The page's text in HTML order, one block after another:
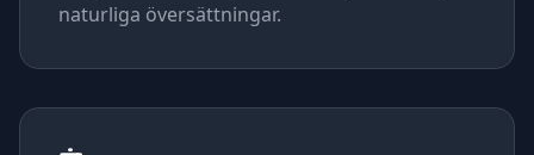
naturliga översättningar.